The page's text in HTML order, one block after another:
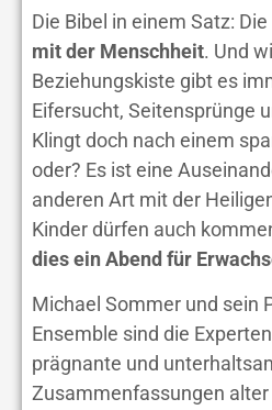
Die Bibel in einem Satz: Die
mit der Menschheit. Und
Beziehungskiste gibt es
Eifersucht, Seitensprünge
Klingt doch nach einem
oder? Es ist eine
anderen Art mit der
Kinder dürfen auch
dies ein Abend für
Michael Sommer und sein
Ensemble sind die
prägnante und
Zusammenfassungen alter